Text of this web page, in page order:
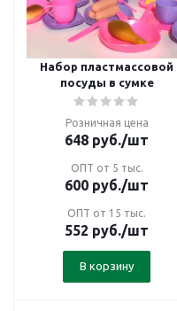
Набор пластмассовой
посуды в сумке
Розничная цена
648 руб./шт
ОПТ от 5 тыс.
600 руб./шт
ОПТ от 15 тыс.
552 руб./шт
В корзину